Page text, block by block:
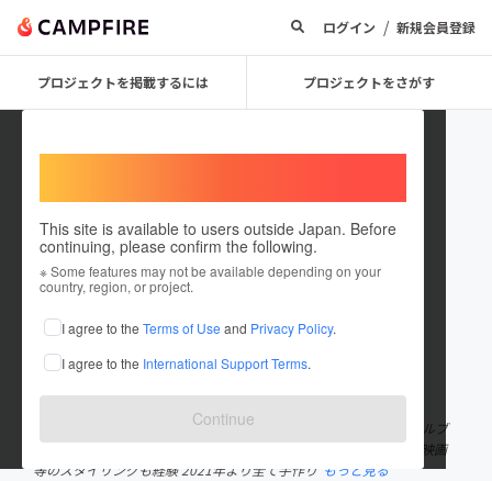
ログイン / 新規会員登録
プロジェクトを掲載するには プロジェクトをさがす
This site is available to users outside Japan. Before
continuing, please confirm the following.
※ Some features may not be available depending on your
country, region, or project.
I agree to the Terms of Use and Privacy Policy.
I agree to the International Support Terms.
Continue
Tokio Kimura
これまでに1件のプロジェクトを投稿しています
在住国：日本 現在地：千葉県
出身国：日本 出身地：千葉県
千葉県柏市在住 文化服装学院卒業後 様々な物作りの工場やアパレルブ
ランドにて経験を積みながら 坂道系アイドルなどのの衣装作りや 映画
等のスタイリングも経験 2021年より全て手作り もっと見る